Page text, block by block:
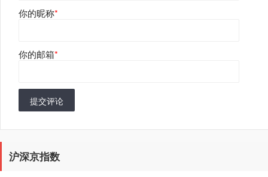
你的昵称*
你的邮箱*
提交评论
沪深京指数